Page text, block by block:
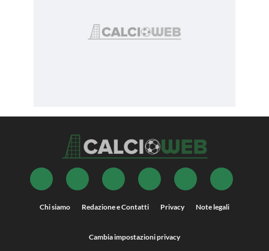
Chi siamo Redazione e Contatti Privacy Note legali
Cambia impostazioni privacy